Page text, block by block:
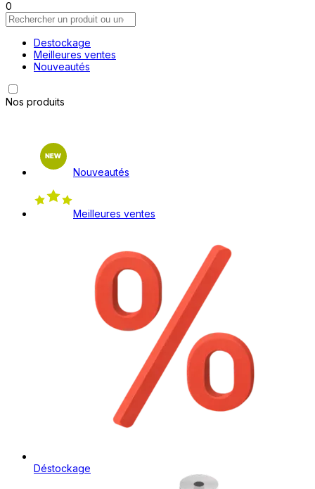
0
Destockage
Meilleures ventes
Nouveautés
Nos produits
Nouveautés
Meilleures ventes
Déstockage